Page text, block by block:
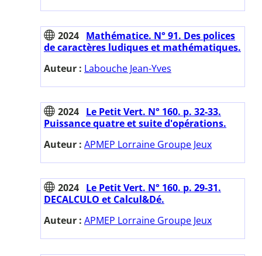
2024 Mathématice. N° 91. Des polices
de caractères ludiques et mathématiques.
Auteur : Labouche Jean-Yves
2024 Le Petit Vert. N° 160. p. 32-33.
Puissance quatre et suite d'opérations.
Auteur : APMEP Lorraine Groupe Jeux
2024 Le Petit Vert. N° 160. p. 29-31.
DECALCULO et Calcul&Dé.
Auteur : APMEP Lorraine Groupe Jeux